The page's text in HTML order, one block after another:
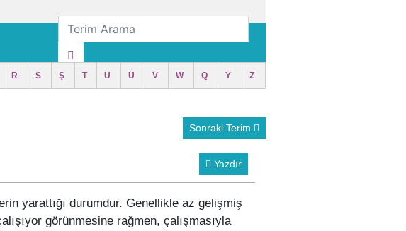
R S Ş T U Ü V W Q Y Z
Sonraki Terim
Yazdır
yarattığı durumdur. Genellikle az gelişmiş
görünmesine rağmen, çalışmasıyla